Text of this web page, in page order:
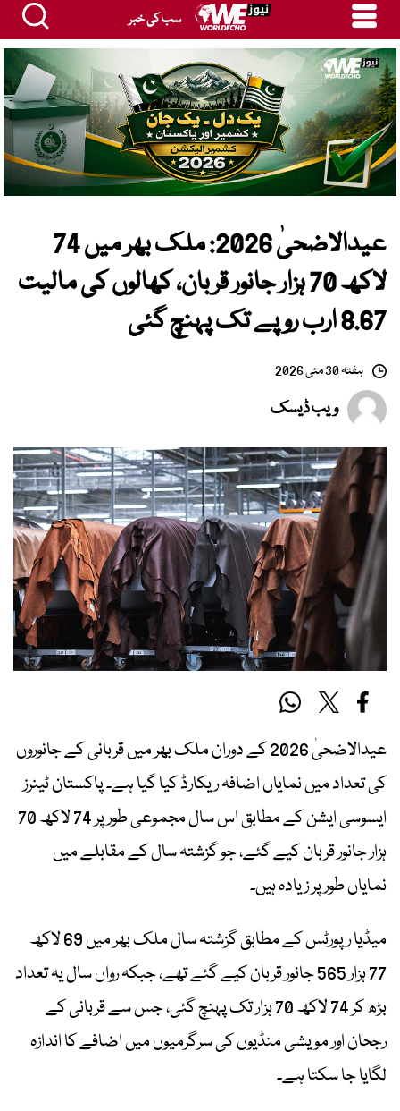
سب کی خبر
عیدالاضحیٰ 2026: ملک بھر میں 74
لاکھ 70 ہزار جانور قربان، کھالوں کی مالیت
8.67 ارب روپے تک پہنچ گئی
ہفتہ 30 مئی 2026
ویب ڈیسک
عیدالاضحیٰ 2026 کے دوران ملک بھر میں قربانی کے جانوروں
کی تعداد میں نمایاں اضافہ ریکارڈ کیا گیا ہے۔ پاکستان ٹینرز
ایسوسی ایشن کے مطابق اس سال مجموعی طور پر 74 لاکھ 70
ہزار جانور قربان کیے گئے، جو گزشتہ سال کے مقابلے میں
نمایاں طور پر زیادہ ہیں۔
میڈیا رپورٹس کے مطابق گزشتہ سال ملک بھر میں 69 لاکھ
77 ہزار 565 جانور قربان کیے گئے تھے، جبکہ رواں سال یہ تعداد
بڑھ کر 74 لاکھ 70 ہزار تک پہنچ گئی، جس سے قربانی کے
رجحان اور مویشی منڈیوں کی سرگرمیوں میں اضافے کا اندازہ
لگایا جا سکتا ہے۔